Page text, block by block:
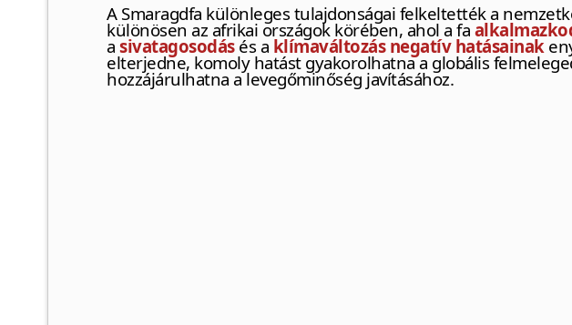
A Smaragdfa különleges tulajdonságai felkeltették a
különösen az afrikai országok körében, ahol a fa
a sivatagosodásés a klímaváltozás negatív hatásainak
elterjedne, komoly hatást gyakorolhatna a globális
hozzájárulhatna a levegőminőség javításához.